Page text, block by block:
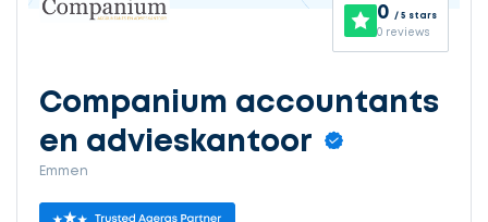
0 / 5 stars
0 reviews
Companium accountants
en advieskantoor
Emmen